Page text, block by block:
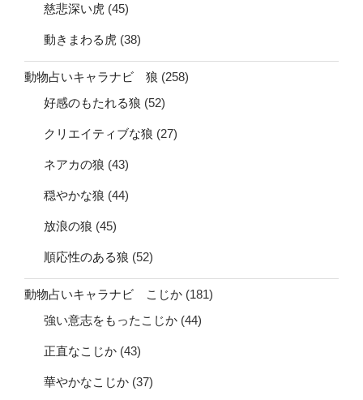
慈悲深い虎 (45)
動きまわる虎 (38)
動物占いキャラナビ 狼 (258)
好感のもたれる狼 (52)
クリエイティブな狼 (27)
ネアカの狼 (43)
穏やかな狼 (44)
放浪の狼 (45)
順応性のある狼 (52)
動物占いキャラナビ こじか (181)
強い意志をもったこじか (44)
正直なこじか (43)
華やかなこじか (37)